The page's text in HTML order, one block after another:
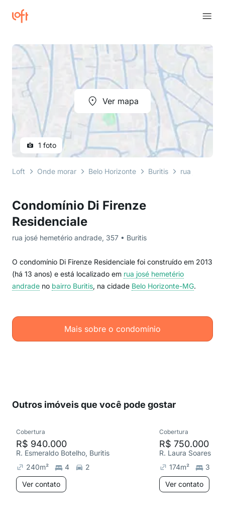
Condomínio Di Firenze
Residenciale
rua josé hemetério andrade, 357 • Buritis
O condomínio Di Firenze Residenciale foi construído em 2013
(há 13 anos) e está localizado em rua josé hemetério
andrade no bairro Buritis, na cidade Belo Horizonte-MG.
Mais sobre o condomínio
Ver mapa
1 foto
Loft Onde morar Belo Horizonte Buritis rua josé
Outros imóveis que você pode gostar
Cobertura
R$ 940.000
R. Esmeraldo Botelho, Buritis
240m² 4
2
Ver contato
Cobertura
R$ 750.000
R. Laura Soares
174m²
3
Ver contato